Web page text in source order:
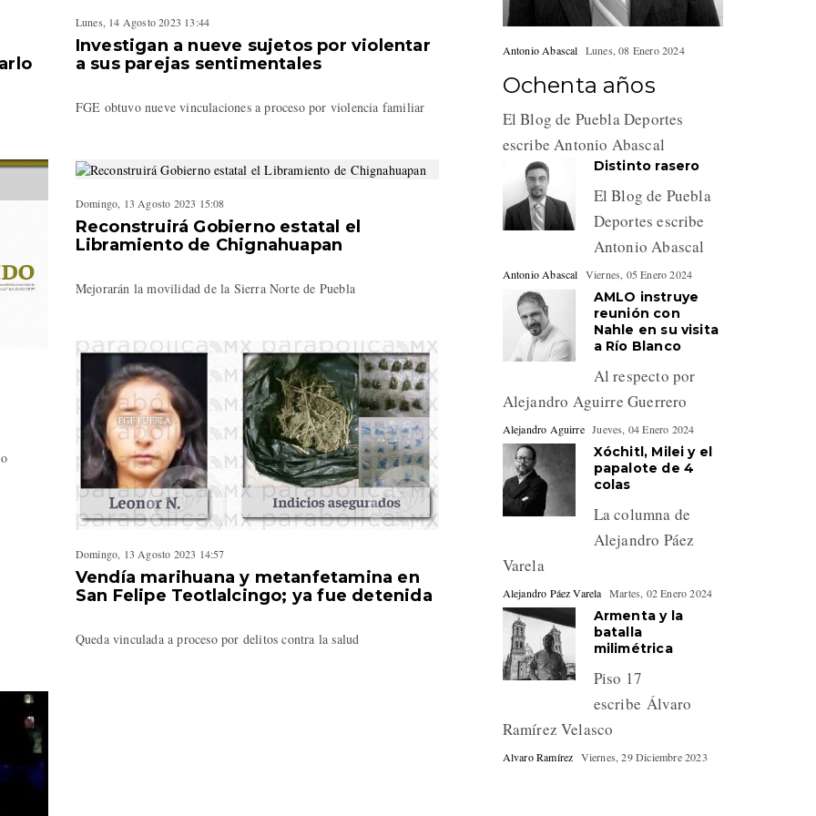
Lunes, 14 Agosto 2023 13:44
Investigan a nueve sujetos por violentar
a sus parejas sentimentales
FGE obtuvo nueve vinculaciones a proceso por violencia familiar
Domingo, 13 Agosto 2023 15:08
Reconstruirá Gobierno estatal el
Libramiento de Chignahuapan
Mejorarán la movilidad de la Sierra Norte de Puebla
Domingo, 13 Agosto 2023 14:57
Vendía marihuana y metanfetamina en
San Felipe Teotlalcingo; ya fue detenida
Queda vinculada a proceso por delitos contra la salud
Antonio Abascal Lunes, 08 Enero 2024
Ochenta años
El Blog de Puebla Deportes
escribe Antonio Abascal
Distinto rasero
El Blog de Puebla
Deportes escribe
Antonio Abascal
Antonio Abascal Viernes, 05 Enero 2024
AMLO instruye
reunión con
Nahle en su visita
a Río Blanco
Al respecto por
Alejandro Aguirre Guerrero
Alejandro Aguirre Jueves, 04 Enero 2024
Xóchitl, Milei y el
papalote de 4
colas
La columna de
Alejandro Páez
Varela
Alejandro Páez Varela Martes, 02 Enero 2024
Armenta y la
batalla
milimétrica
Piso 17
escribe Álvaro
Ramírez Velasco
Alvaro Ramírez Viernes, 29 Diciembre 2023